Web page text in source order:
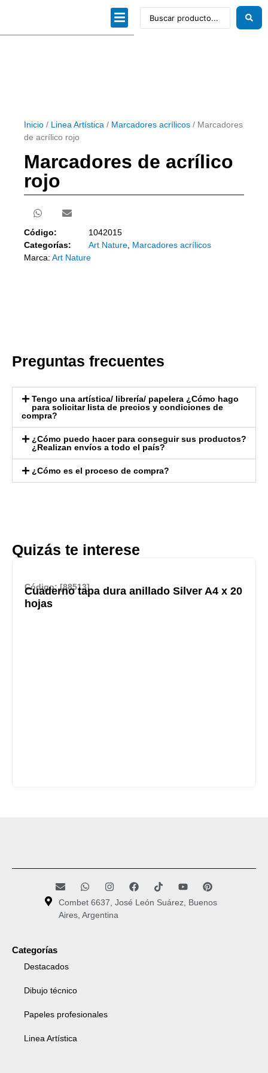
Inicio / Linea Artística / Marcadores acrílicos / Marcadores
de acrílico rojo
Marcadores de acrílico
rojo
Código:
1042015
Categorías:
Art Nature Marcadores acrílicos
Marca: Art Nature
Preguntas frecuentes
Tengo una artística/ librería/ papelera ¿Cómo hago
para solicitar lista de precios y condiciones de
compra?
¿Cómo puedo hacer para conseguir sus productos?
¿Realizan envíos a todo el país?
¿Cómo es el proceso de compra?
Quizás te interese
Código: [88513]
Cuaderno tapa dura anillado Silver A4 x 20
hojas
Combet 6637, José León Suárez, Buenos
Aires, Argentina
Categorías
Destacados
Dibujo técnico
Papeles profesionales
Linea Artística